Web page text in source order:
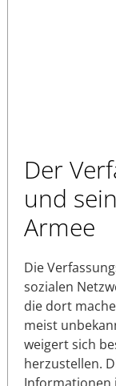
Der
und
Armee
Die
sozialen
die dort
meist
weigert sich
herzustellen.